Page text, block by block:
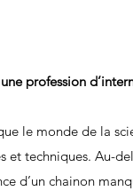
profession
le monde de la
et techniques. Au-
d’un chainon